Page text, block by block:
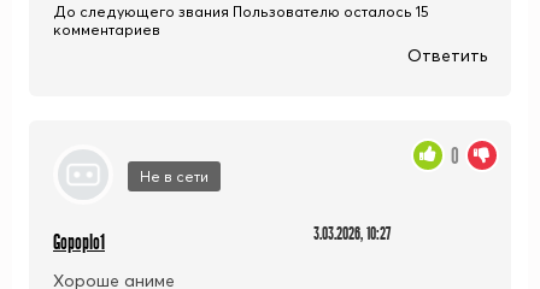
До следующего звания Пользователю осталось 15
комментариев
Ответить
Не в сети
Gopoplo1 3.03.2026, 10:27
Хороше аниме
0